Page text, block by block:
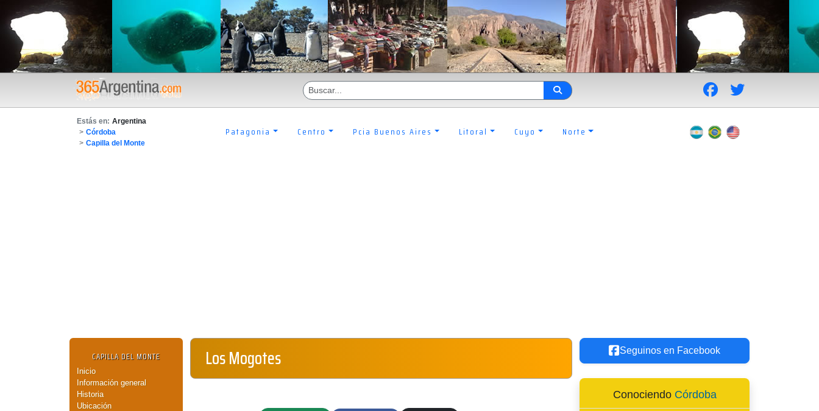
Estás en: Argentina
> Córdoba
> Capilla del Monte
Patagonia Centro Pcia Buenos Aires Litoral Cuyo Norte
CAPILLA DEL MONTE
Inicio
Información general
Historia
Ubicación
Los Mogotes Seguinos en Facebook
Conociendo Córdoba